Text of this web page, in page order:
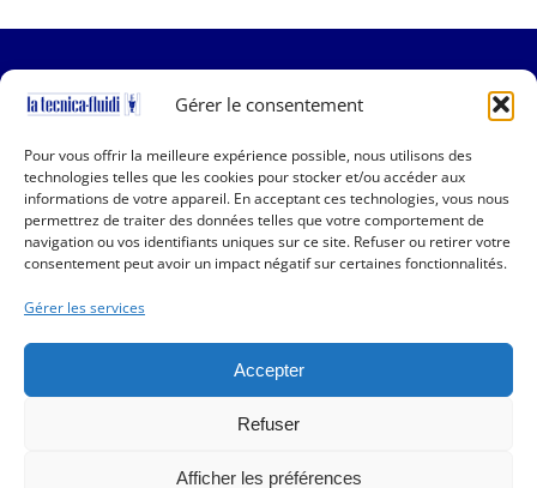
Gérer le consentement
Pour vous offrir la meilleure expérience possible, nous utilisons des
technologies telles que les cookies pour stocker et/ou accéder aux
informations de votre appareil. En acceptant ces technologies, vous nous
permettrez de traiter des données telles que votre comportement de
navigation ou vos identifiants uniques sur ce site. Refuser ou retirer votre
consentement peut avoir un impact négatif sur certaines fonctionnalités.
Gérer les services
Accepter
Refuser
Afficher les préférences
Copyright 2019-2025 La Tecnica Fluidi | All Rights
Reserved | P.I. 01001150166 | Powered byQSidea
Déclaration de confidentialité (UE)
Politique de Cookies (EU)